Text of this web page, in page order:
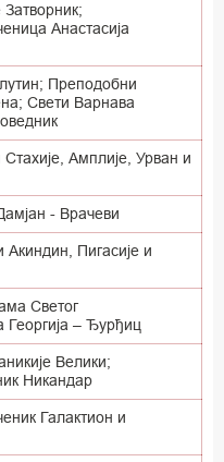
Анастасија
Преподобни
Свети Варнава
Амплије, Урван и
- Врачеви
Пигасије и
Светог
Георгија – Ђурђиц
Велики;
Никандар
Галактион и